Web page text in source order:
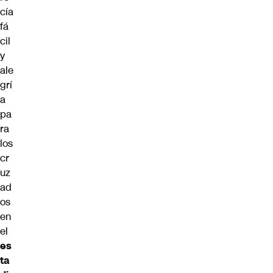
cía
fá
cil
y
ale
grí
a
pa
ra
los
cr
uz
ad
os
en
el
es
ta